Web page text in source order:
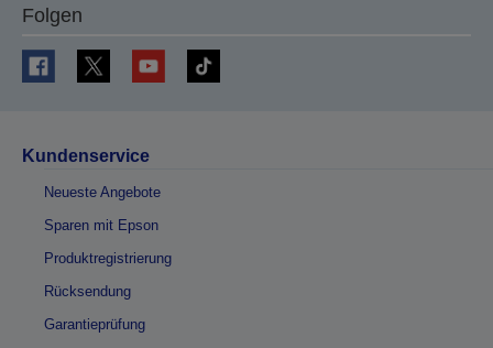
Folgen
Kundenservice
Neueste Angebote
Sparen mit Epson
Produktregistrierung
Rücksendung
Garantieprüfung